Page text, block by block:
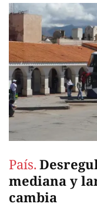
País.
mediana y
cambia